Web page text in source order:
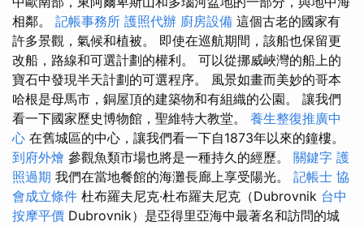
相鄰。 記帳事務所 護照代辦 廚房設備 這個古老的國家有
許多景觀，氣候和植被。 即使在巡航期間，該船也保留更
改船，路線和可選計劃的權利。 可以從挪威峽灣的船上的
寶石中發現半天計劃的可選程序。 風景如畫而美妙的哥本
哈根是母馬市，銅屋頂的建築物和有組織的公園。 讓我們
看一下國家歷史博物館，聖維特大教堂。 養生整復推廣中
心 在舊城區的中心，讓我們看一下自1873年以來的鐘樓。
到府外燴 參觀魚類市場也將是一種持久的經歷。 關鍵字 護
照過期 我們在當地餐館的海灘長廊上享受陽光。 記帳士 協
會成立條件 杜布羅夫尼克·杜布羅夫尼克（Dubrovnik 台中
按摩平價 Dubrovnik）是亞得里亞海中最著名和訪問的城